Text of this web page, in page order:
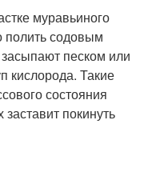
муравьиного
полить содовым
песком или
кислорода. Такие
состояния
покинуть